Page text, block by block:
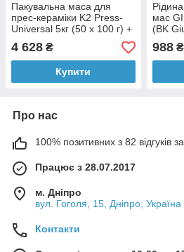
Пакувальна маса для
прес-кераміки K2 Press-
Universal 5кг (50 x 100 г) +
1000мл. Yeti Dental
(Німеччина)
4 628 ₴
Купити
мас
(BK
988
Про нас
100% позитивних з 82 відгуків за
Працює з 28.07.2017
м. Дніпро
вул. Гоголя, 15, Дніпро, Україна
Контакти